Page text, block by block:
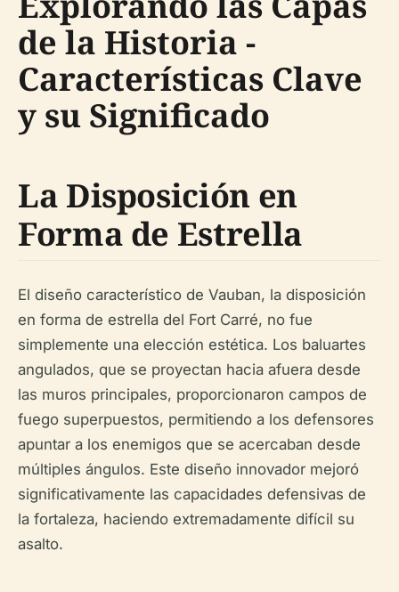
de la Historia -
Características Clave
y su Significado
La Disposición en
Forma de Estrella
El diseño característico de Vauban, la disposición
en forma de estrella del Fort Carré, no fue
simplemente una elección estética. Los baluartes
angulados, que se proyectan hacia afuera desde
las muros principales, proporcionaron campos de
fuego superpuestos, permitiendo a los defensores
apuntar a los enemigos que se acercaban desde
múltiples ángulos. Este diseño innovador mejoró
significativamente las capacidades defensivas de
la fortaleza, haciendo extremadamente difícil su
asalto.